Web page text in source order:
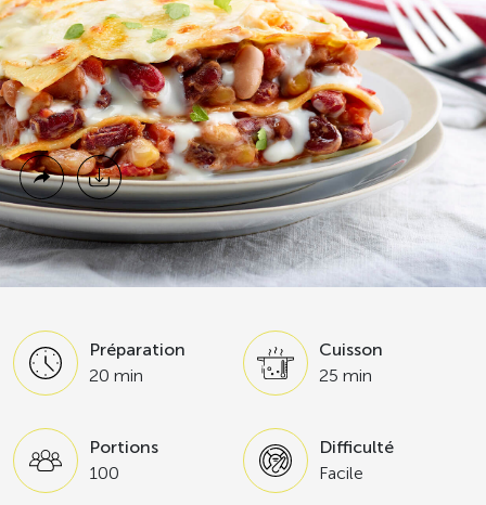
Préparation
20 min
Cuisson
25 min
Portions
100
Difficulté
Facile